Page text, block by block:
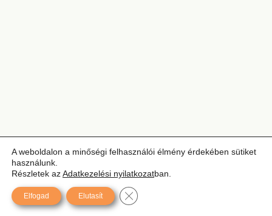
A weboldalon a minőségi felhasználói élmény érdekében sütiket
használunk.
Részletek azAdatkezelési nyilatkozatban.
Elfogad Elutasít Close GDPR Cookie Banner